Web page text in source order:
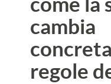
cambia
regole